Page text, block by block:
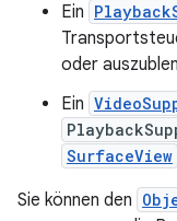
Ein
oder
Ein
SurfaceView
Sie können den